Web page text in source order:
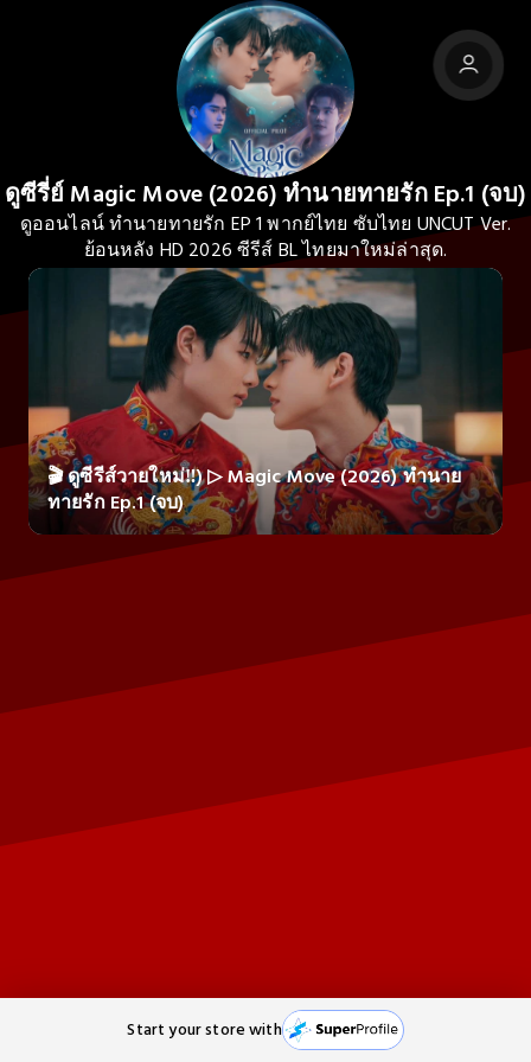
ดูซีรี่ย์ Magic Move (2026) ทำนายทายรัก Ep.1 (จบ)
ดูออนไลน์ ทำนายทายรัก EP 1 พากย์ไทย ซับไทย UNCUT Ver.
ย้อนหลัง HD 2026 ซีรีส์ BL ไทยมาใหม่ล่าสุด.
🎬 ดูซีรีส์วายใหม่‼️) ▷ Magic Move (2026) ทำนาย
ทายรัก Ep.1 (จบ)